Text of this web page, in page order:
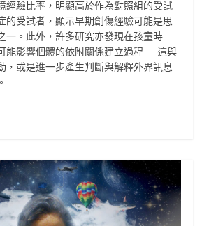
經驗比率，明顯高於作為對照組的受試
的受試者，顯示早期創傷經驗可能是思
一。此外，許多研究亦發現在孩童時
能影響個體的依附關係建立過程──這與
，或是進一步產生判斷與解釋外界訊息